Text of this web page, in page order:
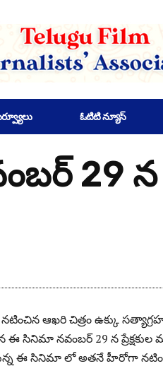
ఓటిటి న్యూస్
29 న
ఆఖరి చిత్రం ఉక్కు
సినిమా నవంబర్ 29 న ప్రేక్షకుల
ఈ సినిమా లో అతనే హీరోగా